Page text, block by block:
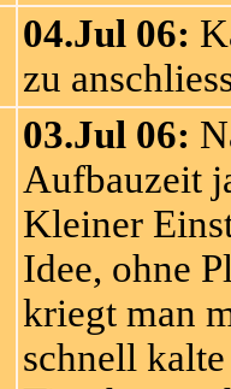
04.Jul 06:
zu
03.Jul 06:
Aufbauzeit
Kleiner
Idee, ohne
kriegt man
schnell